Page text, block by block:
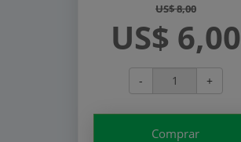
US$ 8,00
US$ 6,00
- +
Comprar